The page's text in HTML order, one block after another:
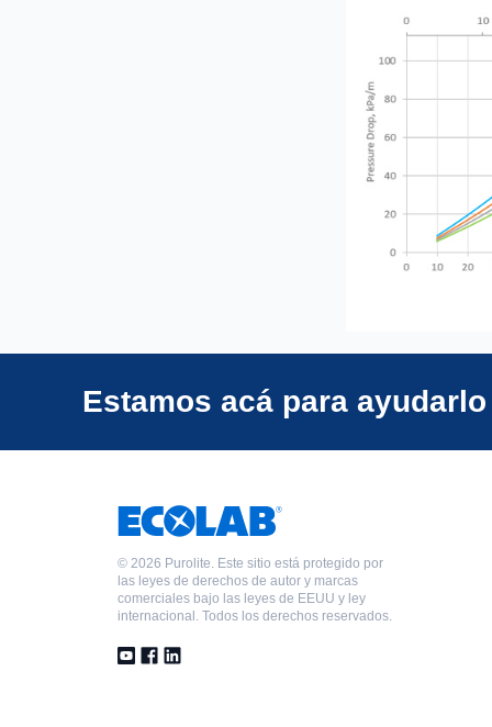
Estamos acá para
© 2026 Purolite. Este sitio está protegido por
las leyes de derechos de autor y marcas
comerciales bajo las leyes de EEUU y ley
internacional. Todos los derechos reservados.